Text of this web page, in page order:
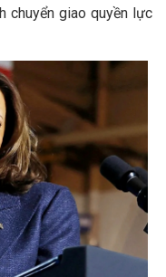
chuyển giao quyền lực